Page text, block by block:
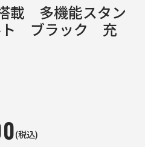
載 多機能スタン
ト ブラック 充
(税込)